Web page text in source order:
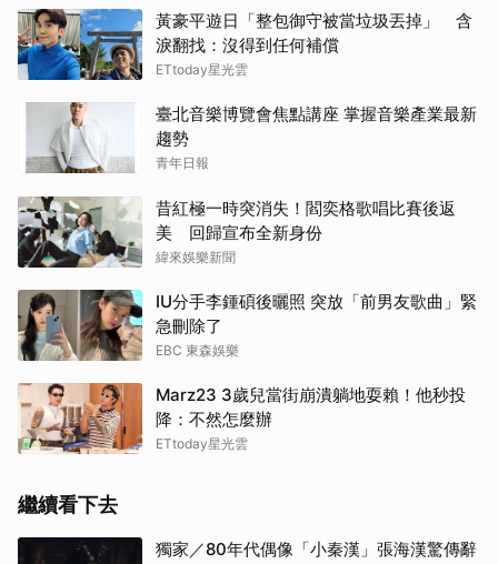
黃豪平遊日「整包御守被當垃圾丟掉」 含
淚翻找：沒得到任何補償
ETtoday星光雲
臺北音樂博覽會焦點講座 掌握音樂產業最新
趨勢
青年日報
昔紅極一時突消失！閻奕格歌唱比賽後返
美 回歸宣布全新身份
緯來娛樂新聞
IU分手李鍾碩後曬照 突放「前男友歌曲」緊
急刪除了
EBC 東森娛樂
Marz23 3歲兒當街崩潰躺地耍賴！他秒投
降：不然怎麼辦
ETtoday星光雲
繼續看下去
獨家／80年代偶像「小秦漢」張海漢驚傳辭